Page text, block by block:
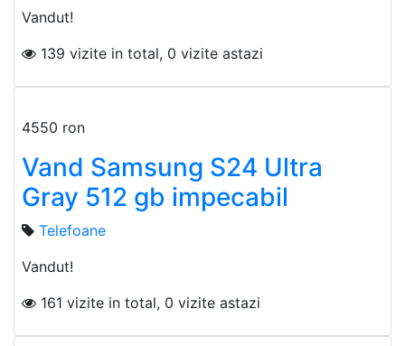
Vandut!
139 vizite in total, 0 vizite astazi
4550 ron
Vand Samsung S24 Ultra
Gray 512 gb impecabil
Telefoane
Vandut!
161 vizite in total, 0 vizite astazi